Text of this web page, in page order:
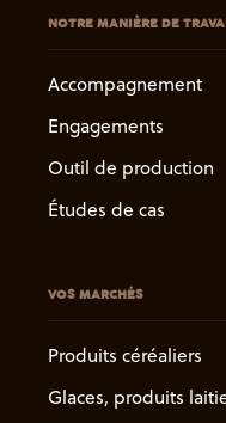
NOTRE MANIÈRE DE
Accompagnement
Engagements
Outil de production
Études de cas
VOS MARCHÉS
Produits céréaliers
Glaces, produits